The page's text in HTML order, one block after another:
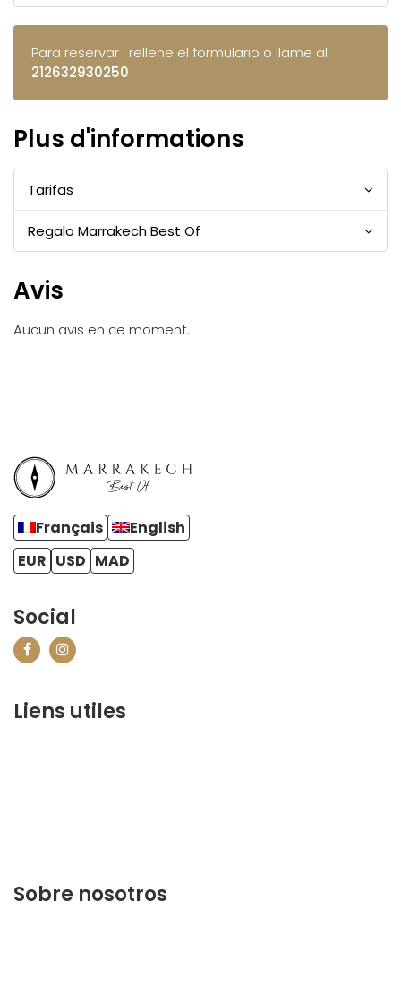
Para reservar : rellene el formulario o llame al
212632930250
Plus d'informations
Tarifas
Regalo Marrakech Best Of
Avis
Aucun avis en ce moment.
Français
English
EUR USD MAD
Social
Liens utiles
Sobre nosotros